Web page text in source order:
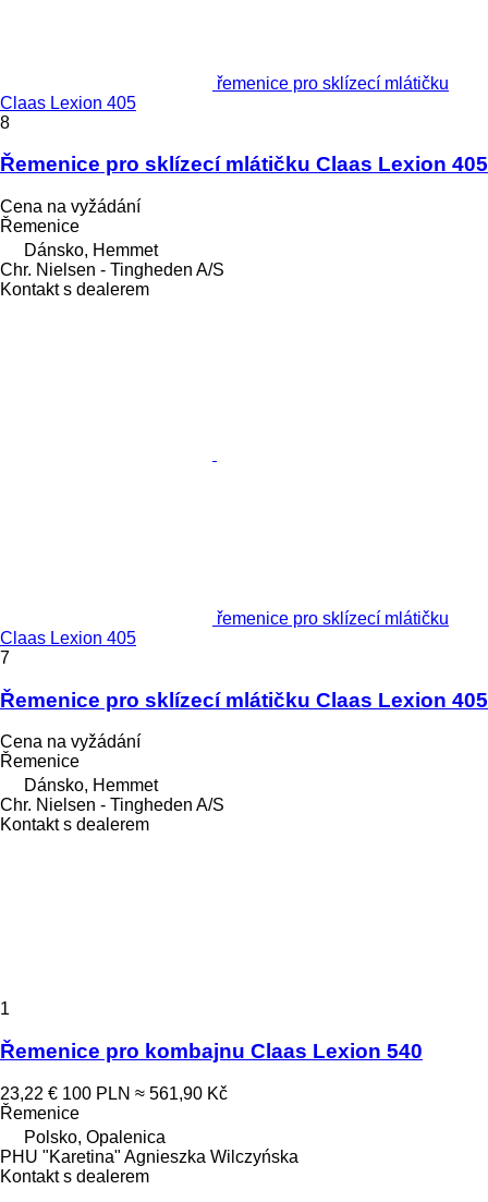
řemenice pro sklízecí mlátičku
Claas Lexion 405
8
Řemenice pro sklízecí mlátičku Claas Lexion 405
Cena na vyžádání
Řemenice
Dánsko, Hemmet
Chr. Nielsen - Tingheden A/S
Kontakt s dealerem
řemenice pro sklízecí mlátičku
Claas Lexion 405
7
Řemenice pro sklízecí mlátičku Claas Lexion 405
Cena na vyžádání
Řemenice
Dánsko, Hemmet
Chr. Nielsen - Tingheden A/S
Kontakt s dealerem
1
Řemenice pro kombajnu Claas Lexion 540
23,22 € 100 PLN ≈ 561,90 Kč
Řemenice
Polsko, Opalenica
PHU "Karetina" Agnieszka Wilczyńska
Kontakt s dealerem